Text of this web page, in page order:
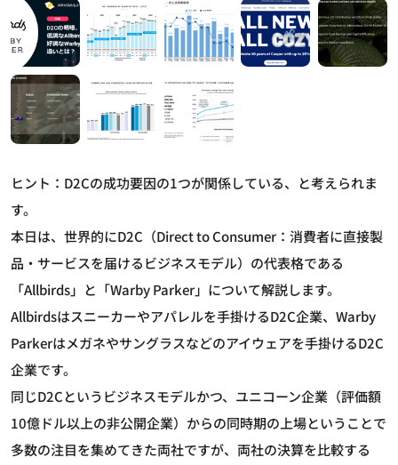
ヒント：D2Cの成功要因の1つが関係している、と考えられま
す。
本日は、世界的にD2C（Direct to Consumer：消費者に直接製
品・サービスを届けるビジネスモデル）の代表格である
「Allbirds」と「Warby Parker」について解説します。
Allbirdsはスニーカーやアパレルを手掛けるD2C企業、Warby
Parkerはメガネやサングラスなどのアイウェアを手掛けるD2C
企業です。
同じD2Cというビジネスモデルかつ、ユニコーン企業（評価額
10億ドル以上の非公開企業）からの同時期の上場ということで
多数の注目を集めてきた両社ですが、両社の決算を比較する